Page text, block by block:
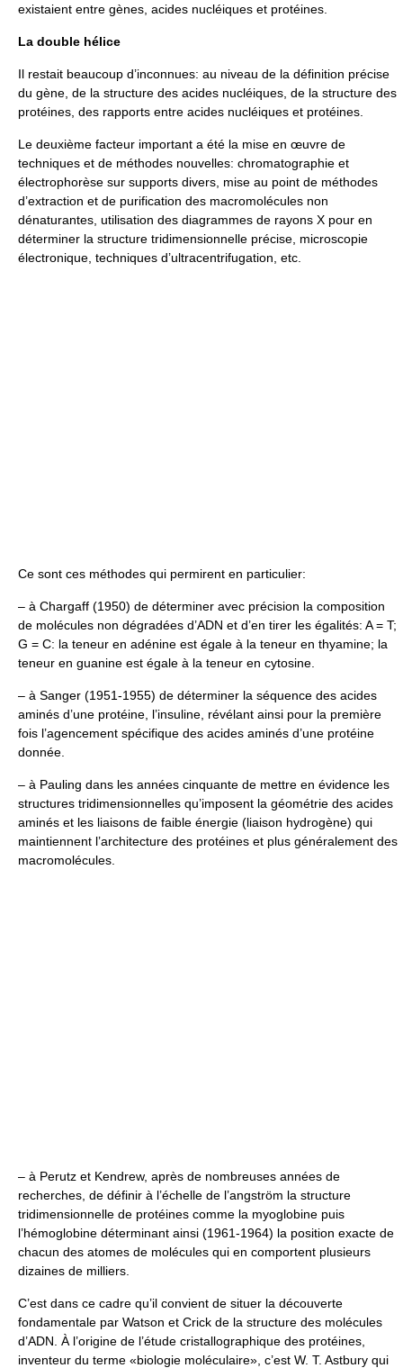
existaient entre gènes, acides nucléiques et protéines.
La double hélice
Il restait beaucoup d’inconnues: au niveau de la définition précise
du gène, de la structure des acides nucléiques, de la structure des
protéines, des rapports entre acides nucléiques et protéines.
Le deuxième facteur important a été la mise en œuvre de
techniques et de méthodes nouvelles: chromatographie et
électrophorèse sur supports divers, mise au point de méthodes
d’extraction et de purification des macromolécules non
dénaturantes, utilisation des diagrammes de rayons X pour en
déterminer la structure tridimensionnelle précise, microscopie
électronique, techniques d’ultracentrifugation, etc.
Ce sont ces méthodes qui permirent en particulier:
– à Chargaff (1950) de déterminer avec précision la composition
de molécules non dégradées d’ADN et d’en tirer les égalités: A = T;
G = C: la teneur en adénine est égale à la teneur en thyamine; la
teneur en guanine est égale à la teneur en cytosine.
– à Sanger (1951-1955) de déterminer la séquence des acides
aminés d’une protéine, l’insuline, révélant ainsi pour la première
fois l’agencement spécifique des acides aminés d’une protéine
donnée.
– à Pauling dans les années cinquante de mettre en évidence les
structures tridimensionnelles qu’imposent la géométrie des acides
aminés et les liaisons de faible énergie (liaison hydrogène) qui
maintiennent l’architecture des protéines et plus généralement des
macromolécules.
– à Perutz et Kendrew, après de nombreuses années de
recherches, de définir à l’échelle de l’angström la structure
tridimensionnelle de protéines comme la myoglobine puis
l’hémoglobine déterminant ainsi (1961-1964) la position exacte de
chacun des atomes de molécules qui en comportent plusieurs
dizaines de milliers.
C’est dans ce cadre qu’il convient de situer la découverte
fondamentale par Watson et Crick de la structure des molécules
d’ADN. À l’origine de l’étude cristallographique des protéines,
inventeur du terme «biologie moléculaire», c’est W. T. Astbury qui